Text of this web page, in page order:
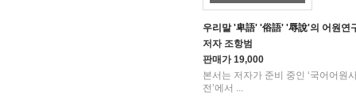
우리말 '卑語' '俗語' '辱說'의 어원연
저자조항범
판매가19,000
본서는 저자가 준비 중인 ‘국어어원
전’에서 ...